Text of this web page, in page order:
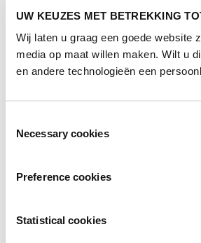
UW KEUZES MET BETREKKING
Wij laten u graag een goede website
media op maat willen maken. Wilt u
en andere technologieën een
Necessary cookies
Preference cookies
Statistical cookies